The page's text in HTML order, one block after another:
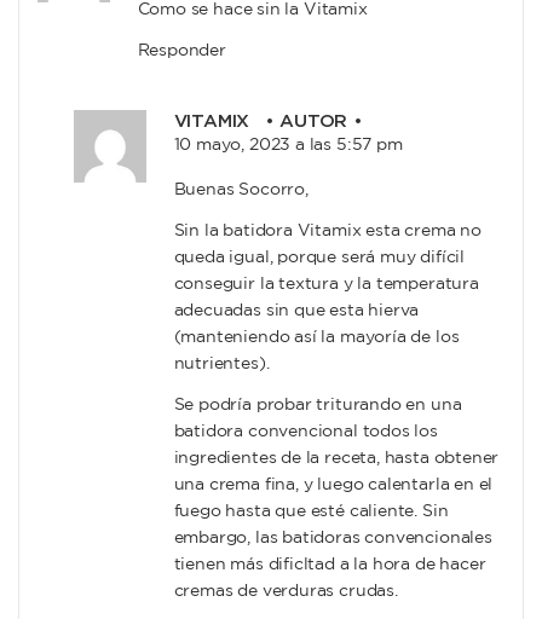
Como se hace sin la Vitamix
Responder
VITAMIX • AUTOR •
10 mayo, 2023 a las 5:57 pm
Buenas Socorro,
Sin la batidora Vitamix esta crema no
queda igual, porque será muy difícil
conseguir la textura y la temperatura
adecuadas sin que esta hierva
(manteniendo así la mayoría de los
nutrientes).
Se podría probar triturando en una
batidora convencional todos los
ingredientes de la receta, hasta obtener
una crema fina, y luego calentarla en el
fuego hasta que esté caliente. Sin
embargo, las batidoras convencionales
tienen más dificltad a la hora de hacer
cremas de verduras crudas.